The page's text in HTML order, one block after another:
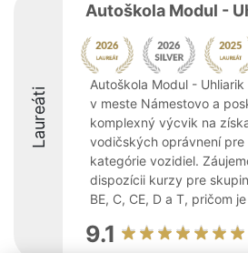
Laureáti
Autoškola Modul -
Autoškola Modul -
v meste Námestovo a
komplexný výcvik na
vodičských oprávnení pre
kategórie vozidiel.
dispozícii kurzy pre
BE, C, CE, D a T, pričom
9.1